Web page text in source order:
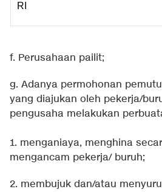
RI
f. Perusahaan pailit;
g. Adanya permohonan
yang diajukan oleh pekerja/
pengusaha melakukan
1. menganiaya, menghina
mengancam pekerja/ buruh;
2. membujuk dan/atau